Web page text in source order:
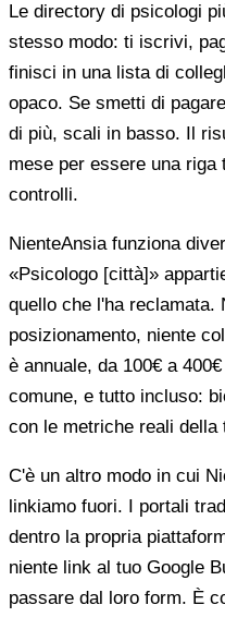
Le directory di psicologi
stesso modo: ti iscrivi,
finisci in una lista di
opaco. Se smetti di
di più, scali in basso. Il
mese per essere una
controlli.
NienteAnsia funziona
«Psicologo [città]»
quello che l'ha reclamata.
posizionamento, niente
è annuale, da 100€ a
comune, e tutto incluso:
con le metriche reali della
C'è un altro modo in cui
linkiamo fuori. I portali
dentro la propria
niente link al tuo Google
passare dal loro form. È